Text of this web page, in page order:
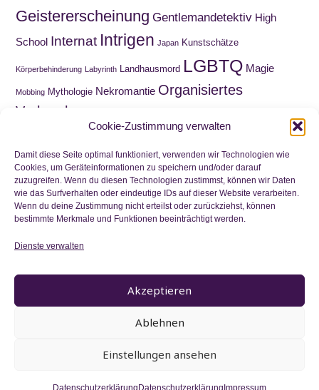
Cookie-Zustimmung verwalten
Damit diese Seite optimal funktioniert, verwenden wir Technologien wie
Cookies, um Geräteinformationen zu speichern und/oder darauf
zuzugreifen. Wenn du diesen Technologien zustimmst, können wir Daten
wie das Surfverhalten oder eindeutige IDs auf dieser Website verarbeiten.
Wenn du deine Zustimmung nicht erteilst oder zurückziehst, können
bestimmte Merkmale und Funktionen beeinträchtigt werden.
Dienste verwalten
Akzeptieren
Ablehnen
Einstellungen ansehen
DatenschutzerklärungDatenschutzerklärungImpressum
Geistererscheinung Gentlemandetektiv High
School Internat Intrigen Japan Kunstschätze
Körperbehinderung Labyrinth Landhausmord LGBTQ Magie
Mobbing Mythologie Nekromantie Organisiertes
Verbrechen
Schatzsuche Schnitzeljagd Schottland
Schule Trauer Viktorianische Ära Wahnsinn
Waisenkind Wirtschaftskrise Wortwitz Zeitreise
Zwillinge
Nichts mehr verpassen